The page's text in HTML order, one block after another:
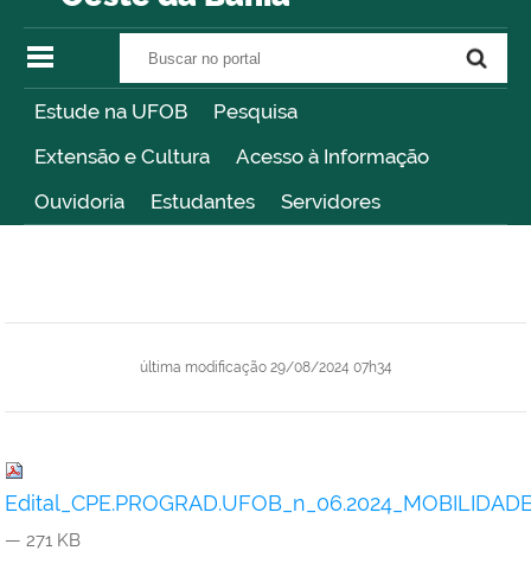
Estude na UFOB
Pesquisa
Extensão e Cultura
Acesso à Informação
Ouvidoria
Estudantes Servidores
última modificação29/08/2024 07h34
— 271 KB